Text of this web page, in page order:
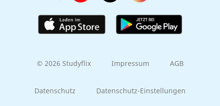
© 2026 Studyflix Impressum AGB
Datenschutz Datenschutz-Einstellungen